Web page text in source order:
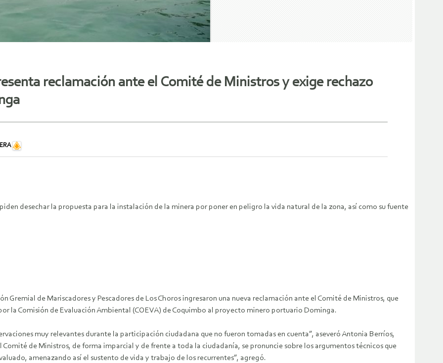
reclamación ante el Comité de Ministros y exige rechazo
desechar la propuesta para la instalación de la minera por poner en peligro la vida natural de la zona, así como su fuente
Gremial de Mariscadores y Pescadores de Los Choros ingresaron una nueva reclamación ante el Comité de Ministros, que
la Comisión de Evaluación Ambiental (COEVA) de Coquimbo al proyecto minero portuario Dominga.
muy relevantes durante la participación ciudadana que no fueron tomadas en cuenta”, aseveró Antonia Berríos,
Comité de Ministros, de forma imparcial y de frente a toda la ciudadanía, se pronuncie sobre los argumentos técnicos que
amenazando así el sustento de vida y trabajo de los recurrentes”, agregó.